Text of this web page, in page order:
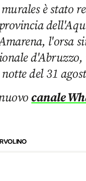
è stato
l'orsa
d'Abruzzo,
del 31
canale